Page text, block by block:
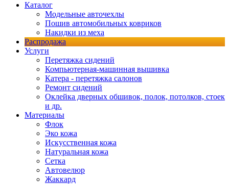
Каталог
Модельные авточехлы
Пошив автомобильных ковриков
Накидки из меха
Распродажа
Услуги
Перетяжка сидений
Компьютерная-машинная вышивка
Катера - перетяжка салонов
Ремонт сидений
Оклейка дверных обшивок, полок, потолков, стоек
и др.
Материалы
Флок
Эко кожа
Искусственная кожа
Натуральная кожа
Сетка
Автовелюр
Жаккард